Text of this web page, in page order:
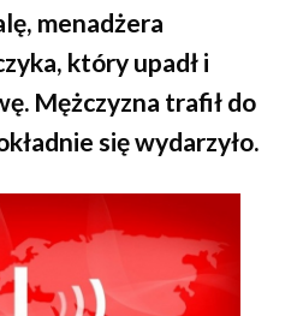
menadżera
który upadł i
Mężczyzna trafił do
się wydarzyło.